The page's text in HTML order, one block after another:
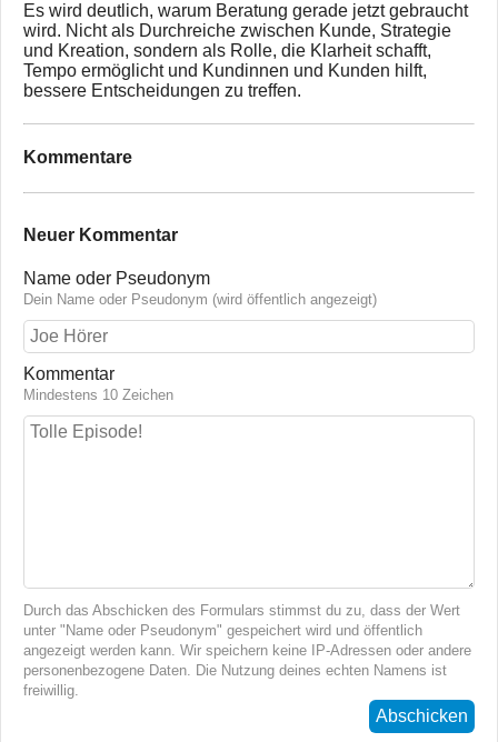
Es wird deutlich, warum Beratung gerade jetzt gebraucht
wird. Nicht als Durchreiche zwischen Kunde, Strategie
und Kreation, sondern als Rolle, die Klarheit schafft,
Tempo ermöglicht und Kundinnen und Kunden hilft,
bessere Entscheidungen zu treffen.
Kommentare
Neuer Kommentar
Name oder Pseudonym
Dein Name oder Pseudonym (wird öffentlich angezeigt)
Kommentar
Mindestens 10 Zeichen
Durch das Abschicken des Formulars stimmst du zu, dass der Wert
unter "Name oder Pseudonym" gespeichert wird und öffentlich
angezeigt werden kann. Wir speichern keine IP-Adressen oder andere
personenbezogene Daten. Die Nutzung deines echten Namens ist
freiwillig.
Abschicken